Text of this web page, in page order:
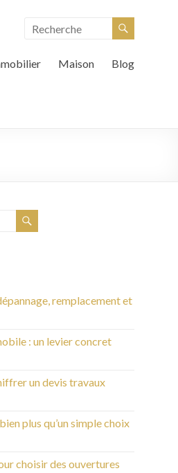
Maison Blog
remplacement et
: un levier concret
un devis travaux
plus qu’un simple choix
choisir des ouvertures